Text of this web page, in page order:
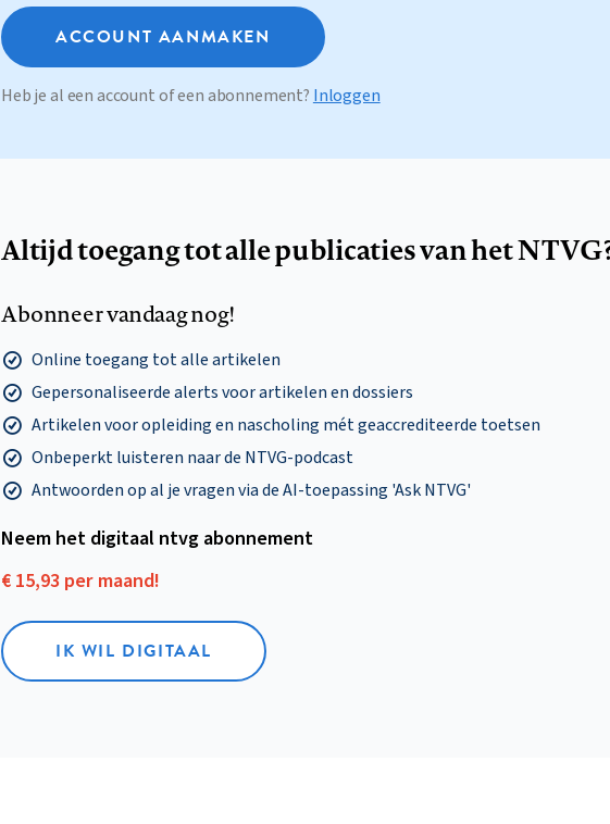
ACCOUNT AANMAKEN
Heb je al een account of een abonnement? Inloggen
Altijd toegang tot alle publicaties van het
Abonneer vandaag nog!
Online toegang tot alle artikelen
Gepersonaliseerde alerts voor artikelen en dossiers
Artikelen voor opleiding en nascholing mét geaccrediteerde toetsen
Onbeperkt luisteren naar de NTVG-podcast
Antwoorden op al je vragen via de AI-toepassing 'Ask NTVG'
Neem het digitaal ntvg abonnement
€ 15,93 per maand!
IK WIL DIGITAAL